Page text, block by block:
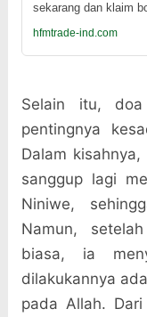
sekarang dan klaim
hfmtrade-ind.com
Selain itu, doa
pentingnya
Dalam
sanggup lagi
Niniwe,
Namun,
biasa, ia
dilakukannya
pada Allah.